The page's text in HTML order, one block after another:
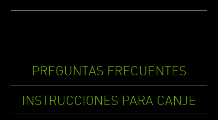
PREGUNTAS FRECUENTES
INSTRUCCIONES PARA CANJE